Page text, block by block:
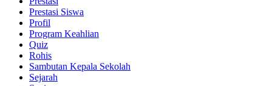
Prestasi Siswa
Profil
Program Keahlian
Quiz
Rohis
Sambutan Kepala Sekolah
Sejarah